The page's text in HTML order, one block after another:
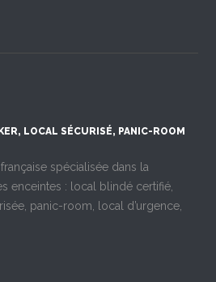
LOCAL SÉCURISÉ, PANIC-ROOM
spécialisée dans la
enceintes : local blindé certifié,
panic-room, local d’urgence,